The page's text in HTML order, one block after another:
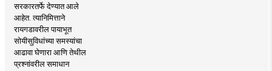
सरकारतर्फे देण्यात आले
आहेत. त्यानिमित्ताने
रायगडावरील पायाभूत
सोयीसुविधांच्या समस्यांचा
आढावा घेणारा आणि तेथील
प्रश्नांवरील समाधान